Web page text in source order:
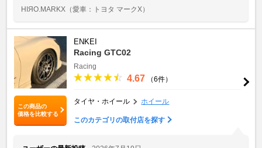
HIЯO.MARKX （愛車：トヨタ マークX）
この商品の
価格を比較する
ENKEI
Racing GTC02
Racing
4.67 （6件）
タイヤ・ホイール ホイール
このカテゴリの取付店を探す